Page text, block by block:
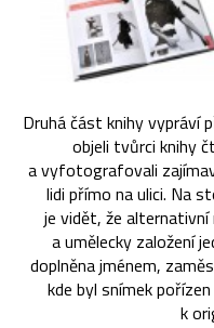
Druhá část knihy vypráví
objeli tvůrci knihy
a vyfotografovali
lidi přímo na ulici. Na
je vidět, že
a umělecky založení
doplněna jménem,
kde byl snímek
k